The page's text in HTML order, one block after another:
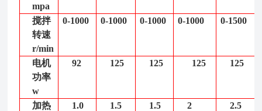
mpa
搅拌
转速
r/min
0-1000 0-1000 0-1000 0-1000 0-1500
电机
功率
w
92 125 125 125 125
加热
1.0 1.5 1.5 2 2.5